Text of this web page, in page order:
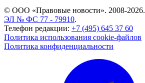
© ООО «Правовые новости». 2008-2026.
ЭЛ № ФС 77 - 79910.
Телефон редакции: +7 (495) 645 37 60
Политика использования cookie-файлов
Политика конфиденциальности